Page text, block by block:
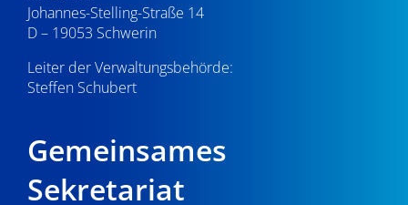
Johannes-Stelling-Straße 14
D – 19053 Schwerin
Leiter der Verwaltungsbehörde:
Steffen Schubert
Gemeinsames
Sekretariat